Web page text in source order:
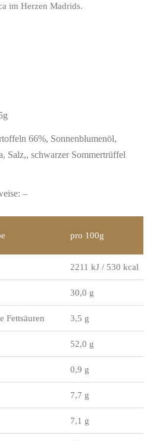
im Herzen Madrids.
66%, Sonnenblumenöl,
Salz,, schwarzer Sommertrüffel
–
pro 100g
2211 kJ / 530 kcal
30,0 g
Fettsäuren 3,5 g
52,0 g
0,9 g
7,7 g
7,1 g